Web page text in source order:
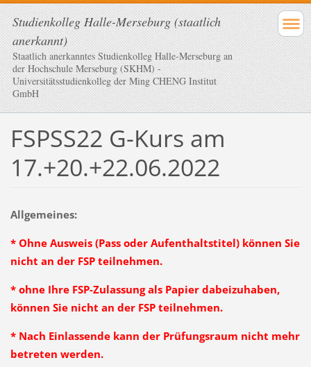
Studienkolleg Halle-Merseburg (staatlich
anerkannt)
Staatlich anerkanntes Studienkolleg Halle-Merseburg an
der Hochschule Merseburg (SKHM) -
Universitätsstudienkolleg der Ming CHENG Institut
GmbH
FSPSS22 G-Kurs am
17.+20.+22.06.2022
Allgemeines:
* Ohne Ausweis (Pass oder Aufenthaltstitel) können Sie
nicht an der FSP teilnehmen.
* ohne Ihre FSP-Zulassung als Papier dabeizuhaben,
können Sie nicht an der FSP teilnehmen.
* Nach Einlassende kann der Prüfungsraum nicht mehr
betreten werden.